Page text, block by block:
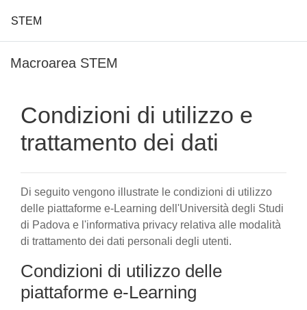
STEM
Macroarea STEM
Condizioni di utilizzo e
trattamento dei dati
Di seguito vengono illustrate le condizioni di utilizzo
delle piattaforme e-Learning dell'Università degli Studi
di Padova e l'informativa privacy relativa alle modalità
di trattamento dei dati personali degli utenti.
Condizioni di utilizzo delle
piattaforme e-Learning